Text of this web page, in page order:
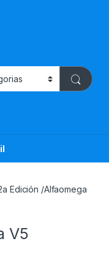
Edición /Alfaomega
V5